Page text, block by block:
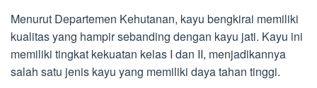
Menurut Departemen Kehutanan, kayu bengkirai memiliki
kualitas yang hampir sebanding dengan kayu jati. Kayu ini
memiliki tingkat kekuatan kelas I dan II, menjadikannya
salah satu jenis kayu yang memiliki daya tahan tinggi.